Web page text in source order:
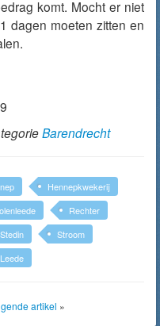
komt. Mocht er niet
dagen moeten zitten en
Barendrecht
Hennepkwekerij
Rechter
Stedin
Stroom
artikel »